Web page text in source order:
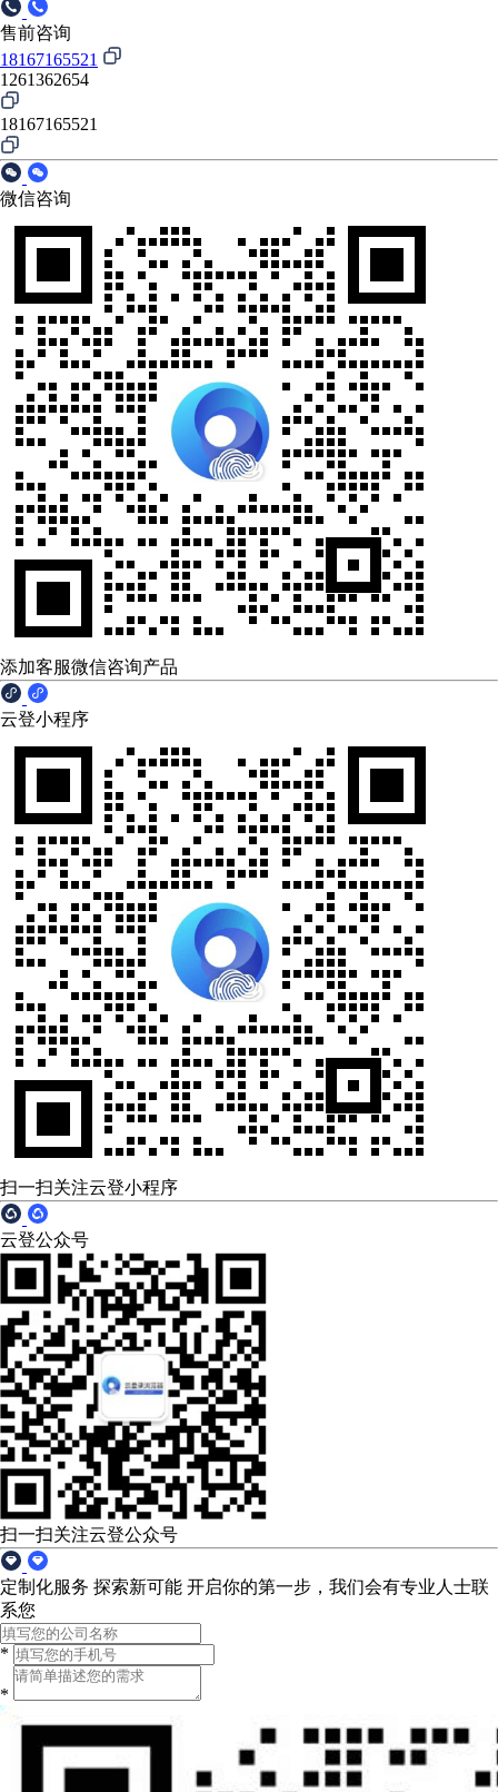
售前咨询
18167165521
1261362654
18167165521
微信咨询
添加客服微信咨询产品
云登小程序
扫一扫关注云登小程序
云登公众号
扫一扫关注云登公众号
定制化服务 探索新可能 开启你的第一步，我们会有专业人士联
系您
*
*